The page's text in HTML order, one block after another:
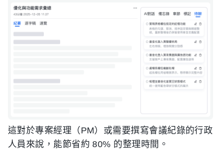
這對於專案經理（PM）或需要撰寫會議紀錄的行政
人員來說，能節省約 80% 的整理時間。